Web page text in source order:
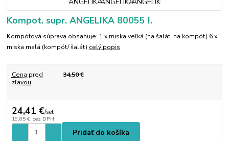
Kompot. supr. ANGELIKA 80055 I.
Kompótová súprava obsahuje: 1 x miska veľká (na šalát, na kompót) 6 x
miska malá (kompót/ šalát) celý popis
Cena pred
zľavou
34,50 €
24,41 €/set
19,85 € bez DPH
Pridať do košíka